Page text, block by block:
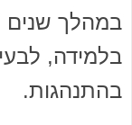
במהלך שנים
בלמידה,
בהתנהגות.